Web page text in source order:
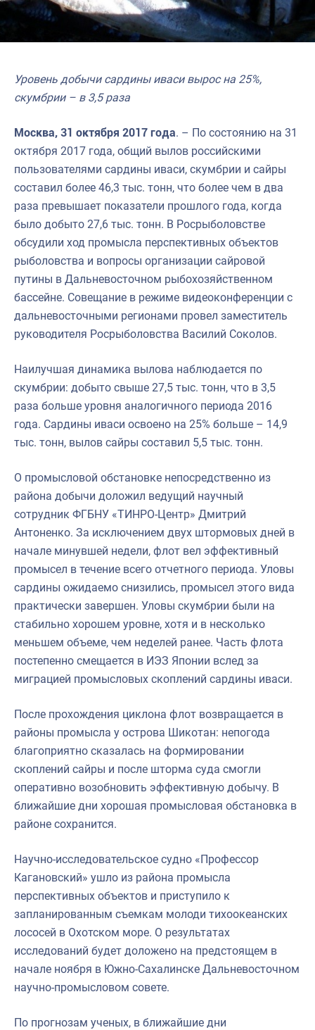
Уровень добычи сардины иваси вырос на 25%,
скумбрии – в 3,5 раза
Москва, 31 октября 2017 года. – По состоянию на 31
октября 2017 года, общий вылов российскими
пользователями сардины иваси, скумбрии и сайры
составил более 46,3 тыс. тонн, что более чем в два
раза превышает показатели прошлого года, когда
было добыто 27,6 тыс. тонн. В Росрыболовстве
обсудили ход промысла перспективных объектов
рыболовства и вопросы организации сайровой
путины в Дальневосточном рыбохозяйственном
бассейне. Совещание в режиме видеоконференции с
дальневосточными регионами провел заместитель
руководителя Росрыболовства Василий Соколов.
Наилучшая динамика вылова наблюдается по
скумбрии: добыто свыше 27,5 тыс. тонн, что в 3,5
раза больше уровня аналогичного периода 2016
года. Сардины иваси освоено на 25% больше – 14,9
тыс. тонн, вылов сайры составил 5,5 тыс. тонн.
О промысловой обстановке непосредственно из
района добычи доложил ведущий научный
сотрудник ФГБНУ «ТИНРО-Центр» Дмитрий
Антоненко. За исключением двух штормовых дней в
начале минувшей недели, флот вел эффективный
промысел в течение всего отчетного периода. Уловы
сардины ожидаемо снизились, промысел этого вида
практически завершен. Уловы скумбрии были на
стабильно хорошем уровне, хотя и в несколько
меньшем объеме, чем неделей ранее. Часть флота
постепенно смещается в ИЭЗ Японии вслед за
миграцией промысловых скоплений сардины иваси.
После прохождения циклона флот возвращается в
районы промысла у острова Шикотан: непогода
благоприятно сказалась на формировании
скоплений сайры и после шторма суда смогли
оперативно возобновить эффективную добычу. В
ближайшие дни хорошая промысловая обстановка в
районе сохранится.
Научно-исследовательское судно «Профессор
Кагановский» ушло из района промысла
перспективных объектов и приступило к
запланированным съемкам молоди тихоокеанских
лососей в Охотском море. О результатах
исследований будет доложено на предстоящем в
начале ноября в Южно-Сахалинске Дальневосточном
научно-промысловом совете.
По прогнозам ученых, в ближайшие дни